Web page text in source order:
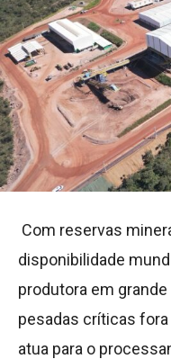
Com reservas
disponibilidade
produtora em
pesadas críticas fora
atua para o